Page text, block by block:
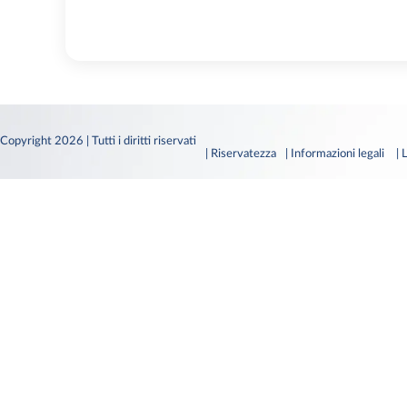
Copyright 2026 | Tutti i diritti riservati
| Riservatezza
| Informazioni legali |